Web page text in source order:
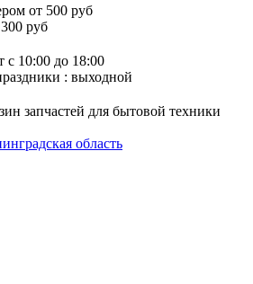
от 500 руб
руб
10:00 до 18:00
: выходной
запчастей для бытовой техники
область